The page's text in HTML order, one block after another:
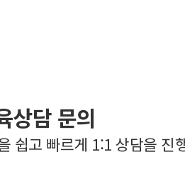
상담 문의
쉽고 빠르게 1:1 상담을 진